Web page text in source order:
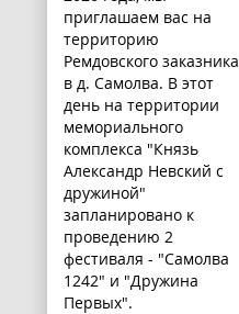
приглашаем вас на
территорию
Ремдовского заказника
в д. Самолва. В этот
день на территории
мемориального
комплекса "Князь
Александр Невский с
дружиной"
запланировано к
проведению 2
фестиваля - "Самолва
1242" и "Дружина
Первых".